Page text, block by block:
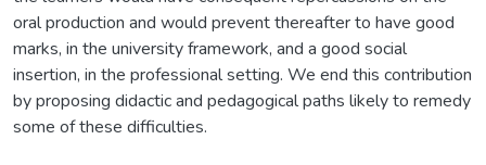
oral production and would prevent thereafter to have good
marks, in the university framework, and a good social
insertion, in the professional setting. We end this contribution
by proposing didactic and pedagogical paths likely to remedy
some of these difficulties.